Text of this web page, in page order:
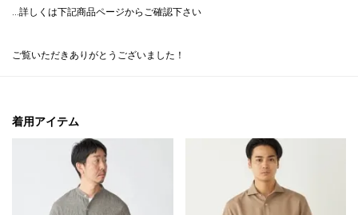
...詳しくは下記商品ページからご確認下さい
ご覧いただきありがとうございました！
着用アイテム